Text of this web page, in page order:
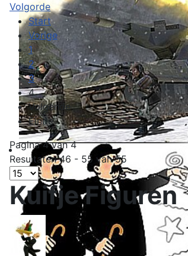
Volgorde
Start
Vorige
1
2
3
4
Volgende
Einde
Pagina 4 van 4
Resultaten 46 - 55 van 55
Kuifje Figuren